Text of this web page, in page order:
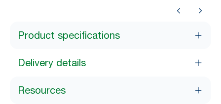
Product specifications
Delivery details
Resources